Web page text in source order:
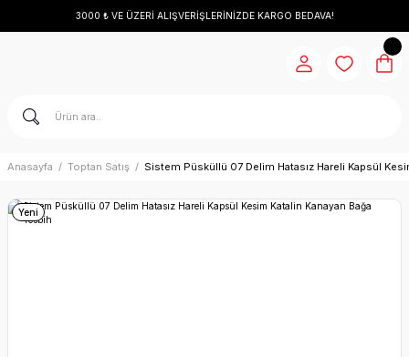
3000 ₺ VE ÜZERİ ALIŞVERİŞLERİNİZDE KARGO BEDAVA!
Anasayfa Toptan Satış Sistem Püsküllü 07 Delim Hatasız Hareli Kapsül
Yeni